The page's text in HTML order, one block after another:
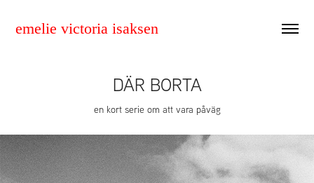
emelie victoria isaksen
DÄR BORTA
en kort serie om att vara påväg